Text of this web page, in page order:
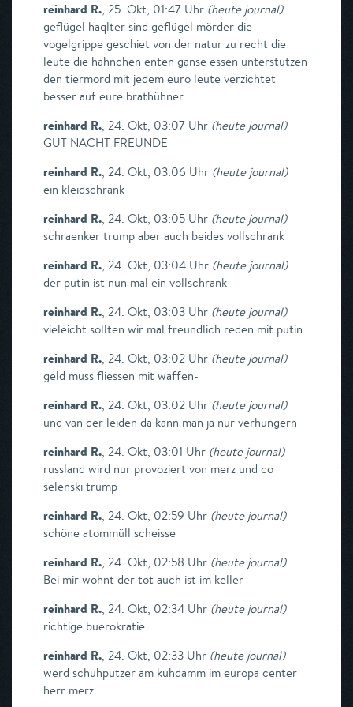
reinhard R., 25. Okt, 01:47 Uhr (heute journal)
geflügel haqlter sind geflügel mörder die
vogelgrippe geschiet von der natur zu recht die
leute die hähnchen enten gänse essen unterstützen
den tiermord mit jedem euro leute verzichtet
besser auf eure brathühner
reinhard R., 24. Okt, 03:07 Uhr (heute journal)
GUT NACHT FREUNDE
reinhard R., 24. Okt, 03:06 Uhr (heute journal)
ein kleidschrank
reinhard R., 24. Okt, 03:05 Uhr (heute journal)
schraenker trump aber auch beides vollschrank
reinhard R., 24. Okt, 03:04 Uhr (heute journal)
der putin ist nun mal ein vollschrank
reinhard R., 24. Okt, 03:03 Uhr (heute journal)
vieleicht sollten wir mal freundlich reden mit putin
reinhard R., 24. Okt, 03:02 Uhr (heute journal)
geld muss fliessen mit waffen-
reinhard R., 24. Okt, 03:02 Uhr (heute journal)
und van der leiden da kann man ja nur verhungern
reinhard R., 24. Okt, 03:01 Uhr (heute journal)
russland wird nur provoziert von merz und co
selenski trump
reinhard R., 24. Okt, 02:59 Uhr (heute journal)
schöne atommüll scheisse
reinhard R., 24. Okt, 02:58 Uhr (heute journal)
Bei mir wohnt der tot auch ist im keller
reinhard R., 24. Okt, 02:34 Uhr (heute journal)
richtige buerokratie
reinhard R., 24. Okt, 02:33 Uhr (heute journal)
werd schuhputzer am kuhdamm im europa center
herr merz